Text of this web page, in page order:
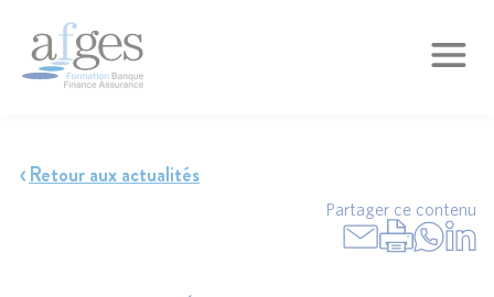
Retour aux actualités
Partager ce contenu